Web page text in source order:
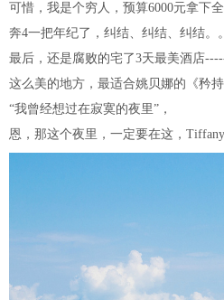
可惜，我是个穷人，预算6000元拿下全
奔4一把年纪了，纠结、纠结、纠结。
最后，还是腐败的宅了3天最美酒店
这么美的地方，最适合姚贝娜的《矜
“我曾经想过在寂寞的夜里”，
恩，那这个夜里，一定要在这，